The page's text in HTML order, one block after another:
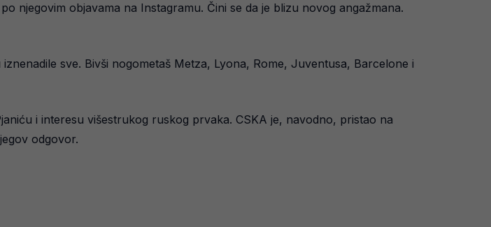
njegovim objavama na Instagramu. Čini se da je blizu novog angažmana.
sve. Bivši nogometaš Metza, Lyona, Rome, Juventusa, Barcelone i
i interesu višestrukog ruskog prvaka. CSKA je, navodno, pristao na
odgovor.